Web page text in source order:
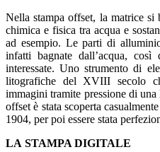
Nella stampa offset, la matrice
chimica e fisica tra acqua e
ad esempio. Le parti di
infatti bagnate dall’acqua,
interessate. Uno strumento di
litografiche del XVIII secolo
immagini tramite pressione di
offset è stata scoperta
1904, per poi essere stata
LA STAMPA DIGITALE